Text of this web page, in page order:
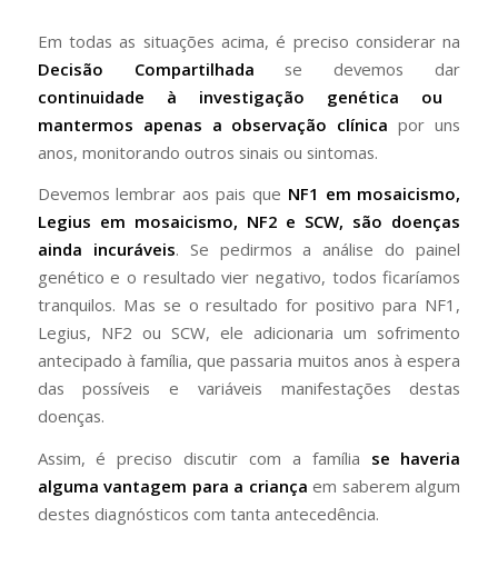
Em todas as situações acima, é preciso considerar na
Decisão Compartilhada se devemos dar
continuidade à investigação genética ou
mantermos apenas a observação clínica por uns
anos, monitorando outros sinais ou sintomas.
Devemos lembrar aos pais que NF1 em mosaicismo,
Legius em mosaicismo, NF2 e SCW, são doenças
ainda incuráveis. Se pedirmos a análise do painel
genético e o resultado vier negativo, todos ficaríamos
tranquilos. Mas se o resultado for positivo para NF1,
Legius, NF2 ou SCW, ele adicionaria um sofrimento
antecipado à família, que passaria muitos anos à espera
das possíveis e variáveis manifestações destas
doenças.
Assim, é preciso discutir com a família se haveria
alguma vantagem para a criança em saberem algum
destes diagnósticos com tanta antecedência.